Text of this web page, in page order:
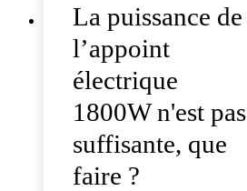
La puissance de
l’appoint
électrique
1800W n'est pas
suffisante, que
faire ?